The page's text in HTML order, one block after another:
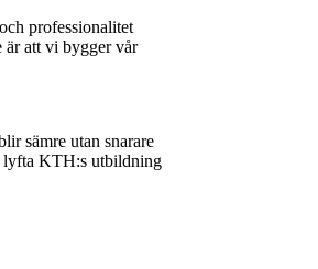
professionalitet
är att vi bygger vår
sämre utan snarare
lyfta KTH:s utbildning